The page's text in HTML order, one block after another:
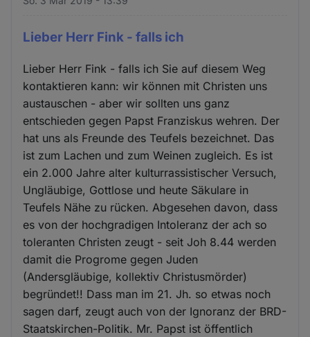
Lieber Herr Fink - falls ich
Lieber Herr Fink - falls ich Sie auf diesem Weg
kontaktieren kann: wir können mit Christen uns
austauschen - aber wir sollten uns ganz
entschieden gegen Papst Franziskus wehren. Der
hat uns als Freunde des Teufels bezeichnet. Das
ist zum Lachen und zum Weinen zugleich. Es ist
ein 2.000 Jahre alter kulturrassistischer Versuch,
Ungläubige, Gottlose und heute Säkulare in
Teufels Nähe zu rücken. Abgesehen davon, dass
es von der hochgradigen Intoleranz der ach so
toleranten Christen zeugt - seit Joh 8.44 werden
damit die Progrome gegen Juden
(Andersgläubige, kollektiv Christusmörder)
begründet!! Dass man im 21. Jh. so etwas noch
sagen darf, zeugt auch von der Ignoranz der BRD-
Staatskirchen-Politik. Mr. Papst ist öffentlich